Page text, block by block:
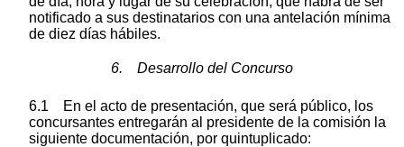
notificado a sus destinatarios con una antelación mínima
de diez días hábiles.
6. Desarrollo del Concurso
6.1 En el acto de presentación, que será público, los
concursantes entregarán al presidente de la comisión la
siguiente documentación, por quintuplicado: